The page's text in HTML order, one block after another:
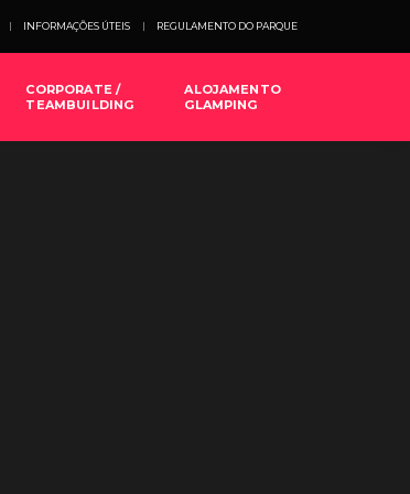
INFORMAÇÕES ÚTEIS REGULAMENTO DO PARQUE
CORPORATE /
TEAMBUILDING
ALOJAMENTO
GLAMPING